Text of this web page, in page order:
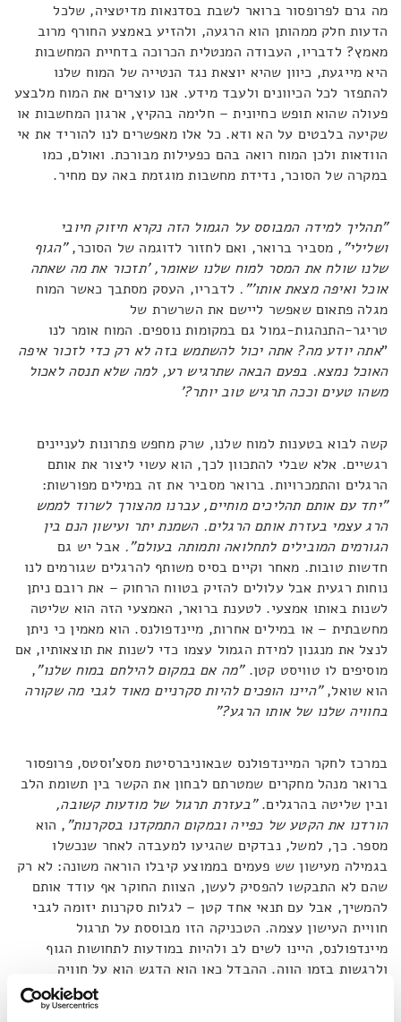
מה גרם לפרופסור ברואר לשבת בסדנאות מדיטציה, שלכל
הדעות חלק ממהותן הוא הרגעה, ולהזיע באמצע החורף מרוב
מאמץ? לדבריו, העבודה המנטלית הכרוכה בדחיית המחשבות
היא מייגעת, כיוון שהיא יוצאת נגד הנטייה של המוח שלנו
להתפזר לכל הכיוונים ולעבד מידע. אנו עוצרים את המוח מלבצע
פעולה שהוא תופש כחיונית – חלימה בהקיץ, ארגון המחשבות או
שקיעה בלבטים על הא ודא. כל אלו מאפשרים לנו להוריד את אי
הוודאות ולכן המוח רואה בהם כפעילות מבורכת. ואולם, כמו
במקרה של הסוכר, נדידת מחשבות מוגזמת באה עם מחיר.
"תהליך למידה המבוסס על הגמול הזה נקרא חיזוק חיובי
ושלילי", מסביר ברואר, ואם לחזור לדוגמה של הסוכר,"הגוף
שלנו שולח את המסר למוח שלנו שאומר, 'תזכור את מה שאתה
אוכל ואיפה מצאת אותו'". לדבריו, העסק מסתבך כאשר המוח
מגלה פתאום שאפשר ליישם את השרשרת של
טריגר-התנהגות-גמול גם במקומות נוספים. המוח אומר לנו
"אתה יודע מה? אתה יכול להשתמש בזה לא רק כדי לזכור איפה
האוכל נמצא. בפעם הבאה שתרגיש רע, למה שלא תנסה לאכול
משהו טעים וככה תרגיש טוב יותר?'
קשה לבוא בטענות למוח שלנו, שרק מחפש פתרונות לעניינים
רגשיים. אלא שבלי להתכוון לכך, הוא עשוי ליצור את אותם
הרגלים והתמכרויות. ברואר מסביר את זה במילים מפורשות:
"יחד עם אותם תהליכים מוחיים, עברנו מהצורך לשרוד לממש
הרג עצמי בעזרת אותם הרגלים. השמנת יתר ועישון הנם בין
הגורמים המובילים לתחלואה ותמותה בעולם". אבל יש גם
חדשות טובות. מאחר וקיים בסיס משותף להרגלים שגורמים לנו
נוחות רגעית אבל עלולים להזיק בטווח הרחוק – את רובם ניתן
לשנות באותו אמצעי. לטענת ברואר, האמצעי הזה הוא שליטה
מחשבתית – או במילים אחרות, מיינדפולנס. הוא מאמין כי ניתן
לנצל את מנגנון למידת הגמול עצמו כדי לשנות את תוצאותיו, אם
מוסיפים לו טוויסט קטן."מה אם במקום להילחם במוח שלנו",
הוא שואל,"היינו הופכים להיות סקרניים מאוד לגבי מה שקורה
בחוויה שלנו של אותו הרגע?"
במרכז לחקר המיינדפולנס שבאוניברסיטת מסצ'וסטס, פרופסור
ברואר מנהל מחקרים שמטרתם לבחון את הקשר בין תשומת הלב
ובין שליטה בהרגלים."בעזרת תרגול של מודעות קשובה,
הורדנו את הקטע של כפייה ובמקום התמקדנו בסקרנות", הוא
מספר. כך, למשל, נבדקים שהגיעו למעבדה לאחר שנכשלו
בגמילה מעישון שש פעמים בממוצע קיבלו הוראה משונה: לא רק
שהם לא התבקשו להפסיק לעשן, הצוות החוקר אף עודד אותם
להמשיך, אבל עם תנאי אחד קטן – לגלות סקרנות יזומה לגבי
חוויית העישון עצמה. הטכניקה הזו מבוססת על תרגול
מיינדפולנס, היינו לשים לב ולהיות במודעות לתחושות הגוף
ולרגשות בזמן הווה. ההבדל כאן הוא הדגש הוא על חוויה